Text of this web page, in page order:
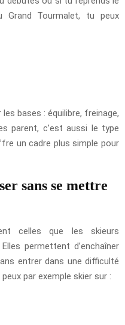
Grand Tourmalet, tu peux
bases : équilibre, freinage,
parent, c’est aussi le type
un cadre plus simple pour
sans se mettre
celles que les skieurs
permettent d’enchaîner
entrer dans une difficulté
par exemple skier sur :